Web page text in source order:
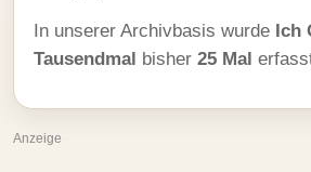
In unserer Archivbasis wurde Ich
Tausendmal bisher 25 Mal
Anzeige